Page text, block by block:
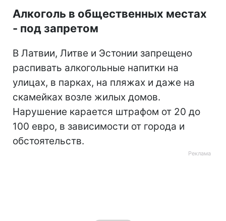
Алкоголь в общественных местах
- под запретом
В Латвии, Литве и Эстонии запрещено
распивать алкогольные напитки на
улицах, в парках, на пляжах и даже на
скамейках возле жилых домов.
Нарушение карается штрафом от 20 до
100 евро, в зависимости от города и
обстоятельств.